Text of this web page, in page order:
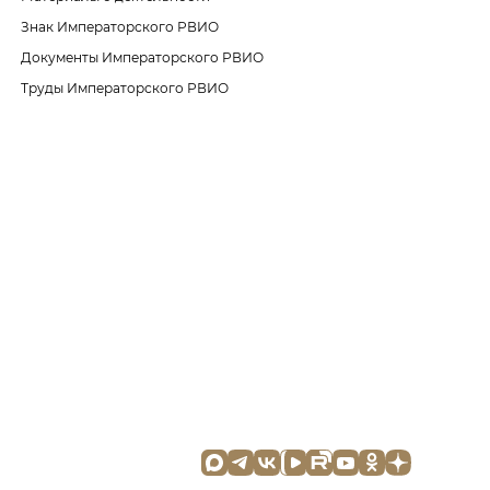
Знак Императорского РВИО
Документы Императорского РВИО
Труды Императорского РВИО